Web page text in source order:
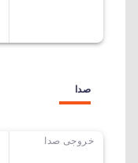
صدا
خروجی صدا